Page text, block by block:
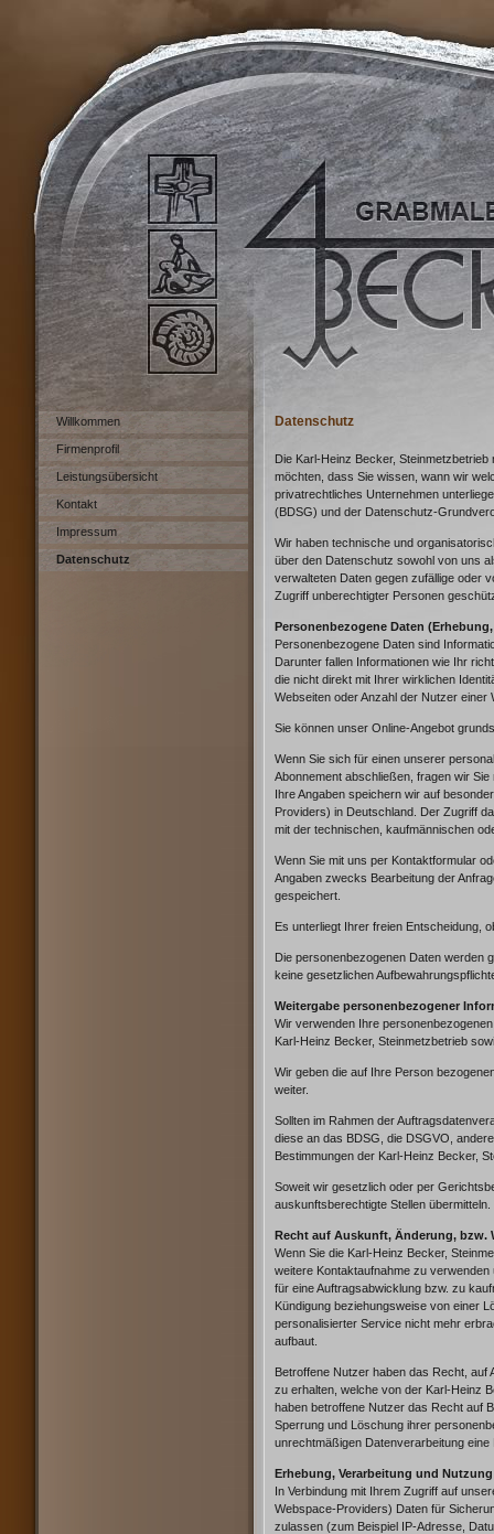
Willkommen
Firmenprofil
Leistungsübersicht
Kontakt
Impressum
Datenschutz
Datenschutz
Die Karl-Heinz Becker,
möchten, dass Sie wissen, wann wir
privatrechtliches Unternehmen
(BDSG) und der Datenschutz-
Wir haben technische und
über den Datenschutz sowohl von uns
verwalteten Daten gegen zufällige oder
Zugriff unberechtigter Personen
Personenbezogene Daten
Personenbezogene Daten sind
Darunter fallen Informationen wie Ihr
die nicht direkt mit Ihrer wirklichen
Webseiten oder Anzahl der Nutzer einer
Sie können unser Online-Angebot
Wenn Sie sich für einen unserer
Abonnement abschließen, fragen wir
Ihre Angaben speichern wir auf
Providers) in Deutschland. Der Zugriff
mit der technischen, kaufmännischen
Wenn Sie mit uns per Kontaktformular
Angaben zwecks Bearbeitung der
gespeichert.
Es unterliegt Ihrer freien Entscheidung,
Die personenbezogenen Daten werden
keine gesetzlichen
Weitergabe personenbezogener
Wir verwenden Ihre
Karl-Heinz Becker, Steinmetzbetrieb
Wir geben die auf Ihre Person
weiter.
Sollten im Rahmen der
diese an das BDSG, die DSGVO,
Bestimmungen der Karl-Heinz Becker,
Soweit wir gesetzlich oder per
auskunftsberechtigte Stellen übermitteln.
Recht auf Auskunft, Änderung, bzw.
Wenn Sie die Karl-Heinz Becker,
weitere Kontaktaufnahme zu
für eine Auftragsabwicklung bzw. zu
Kündigung beziehungsweise von einer
personalisierter Service nicht mehr
aufbaut.
Betroffene Nutzer haben das Recht, auf
zu erhalten, welche von der Karl-Heinz
haben betroffene Nutzer das Recht auf
Sperrung und Löschung ihrer
unrechtmäßigen Datenverarbeitung
Erhebung, Verarbeitung und
In Verbindung mit Ihrem Zugriff auf
Webspace-Providers) Daten für
zulassen (zum Beispiel IP-Adresse,